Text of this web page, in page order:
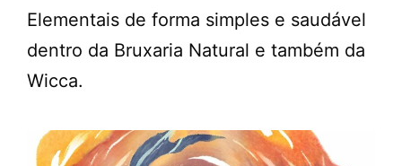
Elementais de forma simples e saudável
dentro da Bruxaria Natural e também da
Wicca.